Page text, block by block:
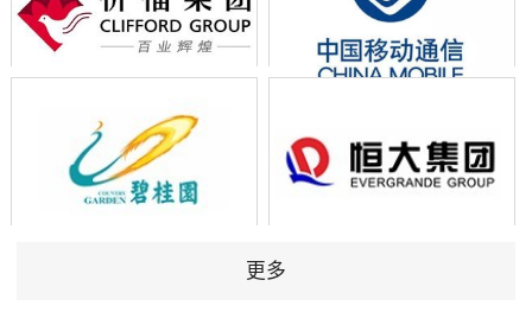
更多